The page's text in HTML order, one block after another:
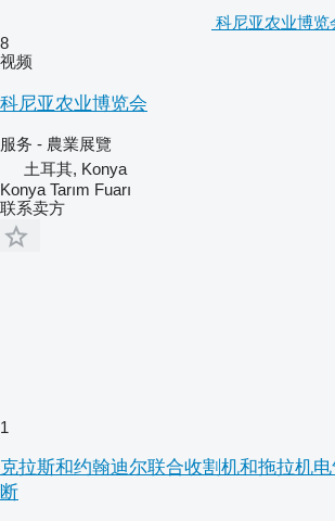
科尼亚农业博览
8
视频
科尼亚农业博览会
服务 - 農業展覽
土耳其, Konya
Konya Tarım Fuarı
联系卖方
1
克拉斯和约翰迪尔联合收割机和拖拉机
断